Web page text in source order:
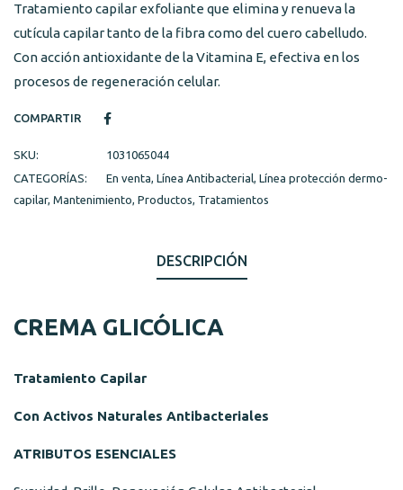
Tratamiento capilar exfoliante que elimina y renueva la
cutícula capilar tanto de la fibra como del cuero cabelludo.
Con acción antioxidante de la Vitamina E, efectiva en los
procesos de regeneración celular.
COMPARTIR
SKU:
1031065044
CATEGORÍAS:
En venta, Línea Antibacterial, Línea protección dermo-
capilar, Mantenimiento, Productos, Tratamientos
DESCRIPCIÓN
CREMA GLICÓLICA
Tratamiento Capilar
Con Activos Naturales Antibacteriales
ATRIBUTOS ESENCIALES